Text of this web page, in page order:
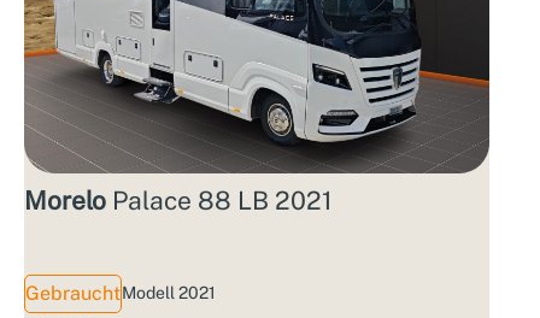
Morelo Palace 88 LB 2021
GebrauchtModell 2021